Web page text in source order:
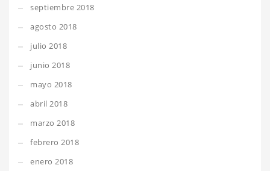
septiembre 2018
agosto 2018
julio 2018
junio 2018
mayo 2018
abril 2018
marzo 2018
febrero 2018
enero 2018